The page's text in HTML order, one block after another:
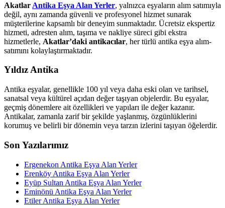
Akatlar Antika Eşya Alan Yerler, yalnızca eşyaların alım satımıyla
değil, aynı zamanda güvenli ve profesyonel hizmet sunarak
müşterilerine kapsamlı bir deneyim sunmaktadır. Ücretsiz ekspertiz
hizmeti, adresten alım, taşıma ve nakliye süreci gibi ekstra
hizmetlerle, Akatlar’daki antikacılar, her türlü antika eşya alım-
satımını kolaylaştırmaktadır.
Yıldız Antika
Antika eşyalar, genellikle 100 yıl veya daha eski olan ve tarihsel,
sanatsal veya kültürel açıdan değer taşıyan objelerdir. Bu eşyalar,
geçmiş dönemlere ait özellikleri ve yapıları ile değer kazanır.
Antikalar, zamanla zarif bir şekilde yaşlanmış, özgünlüklerini
korumuş ve belirli bir dönemin veya tarzın izlerini taşıyan öğelerdir.
Son Yazılarımız
Ergenekon Antika Eşya Alan Yerler
Erenköy Antika Eşya Alan Yerler
Eyüp Sultan Antika Eşya Alan Yerler
Eminönü Antika Eşya Alan Yerler
Etiler Antika Eşya Alan Yerler